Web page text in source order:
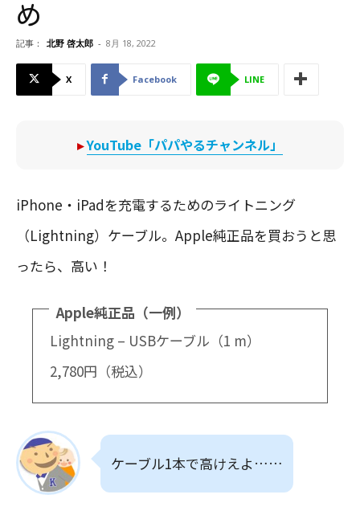
め
記事： 北野 啓太郎 - 8月 18, 2022
X Facebook LINE
▸YouTube「パパやるチャンネル」
iPhone・iPadを充電するためのライトニング
（Lightning）ケーブル。Apple純正品を買おうと思
ったら、高い！
Apple純正品（一例）
Lightning – USBケーブル（1 m）
2,780円（税込）
ケーブル1本で高けえよ……